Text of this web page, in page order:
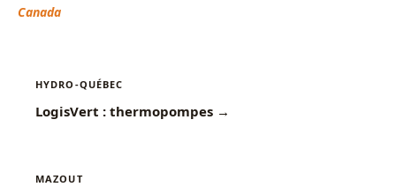
Canada
HYDRO-QUÉBEC
LogisVert : thermopompes →
MAZOUT